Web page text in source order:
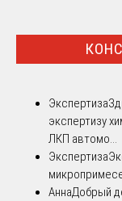
Экспертиза
экспертизу
ЛКП автомо...
Экспертиза
АннаДобрый